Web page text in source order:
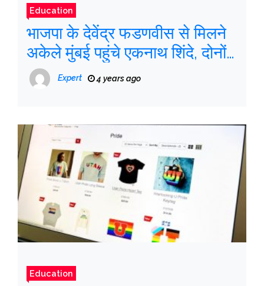
Education
भाजपा के देवेंद्र फडणवीस से मिलने
अकेले मुंबई पहुंचे एकनाथ शिंदे, दोनों
ने आज के लिए राज्यपाल से मिलने की
मांग की
Expert 4 years ago
Education